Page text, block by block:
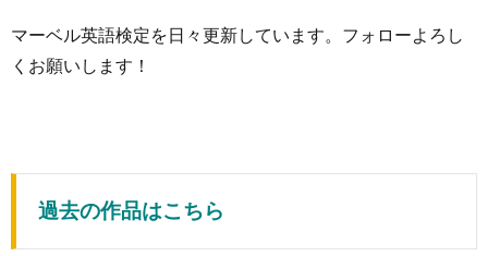
マーベル英語検定を日々更新しています。フォローよろし
くお願いします！
過去の作品はこちら